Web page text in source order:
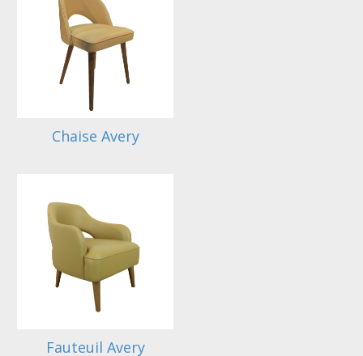
Chaise Avery
Fauteuil Avery